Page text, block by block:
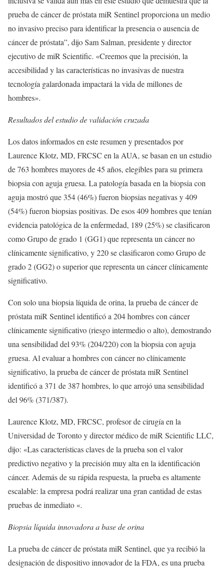
prueba de cáncer de próstata miR Sentinel proporciona un medio
no invasivo preciso para identificar la presencia o ausencia de
cáncer de próstata”, dijo Sam Salman, presidente y director
ejecutivo de miR Scientific. «Creemos que la precisión, la
accesibilidad y las características no invasivas de nuestra
tecnología galardonada impactará la vida de millones de
hombres».
Resultados del estudio de validación cruzada
Los datos informados en este resumen y presentados por
Laurence Klotz, MD, FRCSC en la AUA, se basan en un estudio
de 763 hombres mayores de 45 años, elegibles para su primera
biopsia con aguja gruesa. La patología basada en la biopsia con
aguja mostró que 354 (46%) fueron biopsias negativas y 409
(54%) fueron biopsias positivas. De esos 409 hombres que tenían
evidencia patológica de la enfermedad, 189 (25%) se clasificaron
como Grupo de grado 1 (GG1) que representa un cáncer no
clínicamente significativo, y 220 se clasificaron como Grupo de
grado 2 (GG2) o superior que representa un cáncer clínicamente
significativo.
Con solo una biopsia líquida de orina, la prueba de cáncer de
próstata miR Sentinel identificó a 204 hombres con cáncer
clínicamente significativo (riesgo intermedio o alto), demostrando
una sensibilidad del 93% (204/220) con la biopsia con aguja
gruesa. Al evaluar a hombres con cáncer no clínicamente
significativo, la prueba de cáncer de próstata miR Sentinel
identificó a 371 de 387 hombres, lo que arrojó una sensibilidad
del 96% (371/387).
Laurence Klotz, MD, FRCSC, profesor de cirugía en la
Universidad de Toronto y director médico de miR Scientific LLC,
dijo: «Las características claves de la prueba son el valor
predictivo negativo y la precisión muy alta en la identificación
cáncer. Además de su rápida respuesta, la prueba es altamente
escalable: la empresa podrá realizar una gran cantidad de estas
pruebas de inmediato «.
Biopsia líquida innovadora a base de orina
La prueba de cáncer de próstata miR Sentinel, que ya recibió la
designación de dispositivo innovador de la FDA, es una prueba